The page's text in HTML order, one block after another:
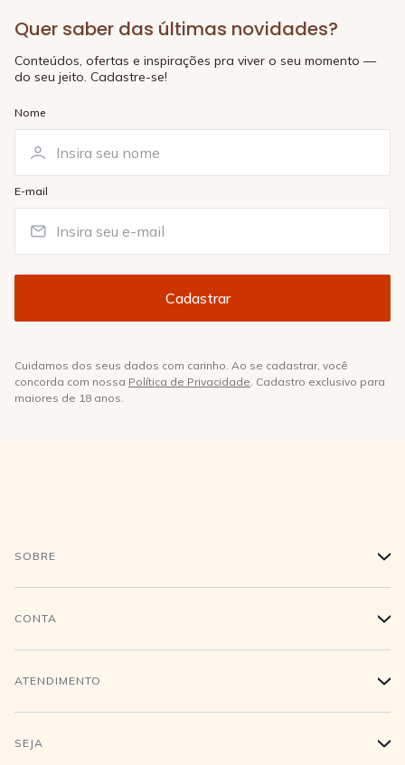
Quer saber das últimas novidades?
Conteúdos, ofertas e inspirações pra viver o seu momento —
do seu jeito. Cadastre-se!
Nome
E-mail
Cuidamos dos seus dados com carinho. Ao se cadastrar, você
concorda com nossa Política de Privacidade. Cadastro exclusivo para
maiores de 18 anos.
SOBRE +
História
Conecte-se
CONTA +
Login
ATENDIMENTO +
Compra Segura
SEJA +